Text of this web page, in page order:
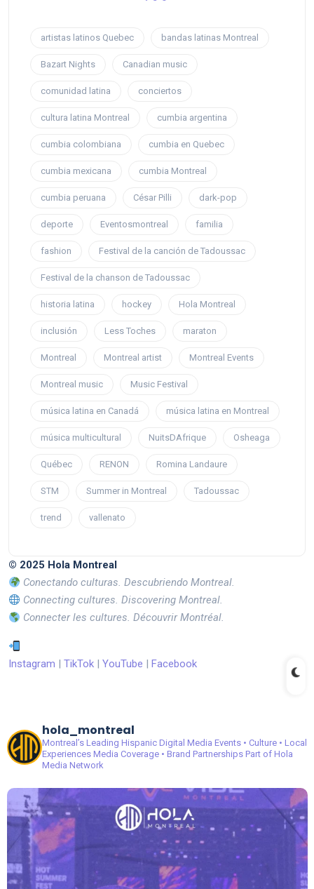
artistas latinos Quebec bandas latinas Montreal
Bazart Nights Canadian music
comunidad latina conciertos
cultura latina Montreal cumbia argentina
cumbia colombiana cumbia en Quebec
cumbia mexicana cumbia Montreal
cumbia peruana César Pilli dark-pop
deporte Eventosmontreal familia
fashion Festival de la canción de Tadoussac
Festival de la chanson de Tadoussac
historia latina hockey Hola Montreal
inclusión Less Toches maraton
Montreal Montreal artist Montreal Events
Montreal music Music Festival
música latina en Canadá música latina en Montreal
música multicultural NuitsDAfrique Osheaga
Québec RENON Romina Landaure
STM Summer in Montreal Tadoussac
trend vallenato
© 2025 Hola Montreal
Conectando culturas. Descubriendo Montreal.
Connecting cultures. Discovering Montreal.
Connecter les cultures. Découvrir Montréal.
Instagram | TikTok | YouTube | Facebook
hola_montreal
Montreal’s Leading Hispanic Digital Media Events • Culture • Local
ExperiencesMedia Coverage • Brand PartnershipsPart of Hola
Media Network